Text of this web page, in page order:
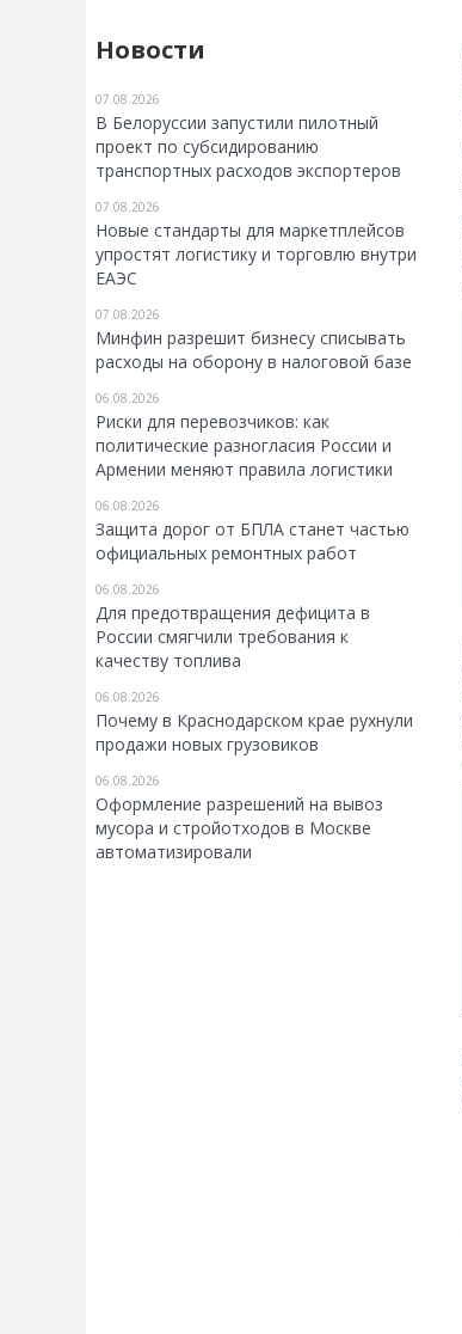
Новости
07.08.2026
В Белоруссии запустили пилотный
проект по субсидированию
транспортных расходов экспортеров
07.08.2026
Новые стандарты для маркетплейсов
упростят логистику и торговлю внутри
ЕАЭС
07.08.2026
Минфин разрешит бизнесу списывать
расходы на оборону в налоговой базе
06.08.2026
Риски для перевозчиков: как
политические разногласия России и
Армении меняют правила логистики
06.08.2026
Защита дорог от БПЛА станет частью
официальных ремонтных работ
06.08.2026
Для предотвращения дефицита в
России смягчили требования к
качеству топлива
06.08.2026
Почему в Краснодарском крае рухнули
продажи новых грузовиков
06.08.2026
Оформление разрешений на вывоз
мусора и стройотходов в Москве
автоматизировали